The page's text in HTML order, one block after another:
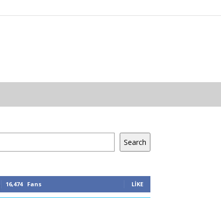
Search
16,474 Fans LIKE